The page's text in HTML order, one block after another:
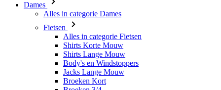
Dames
Alles in categorie Dames
Fietsen
Alles in categorie Fietsen
Shirts Korte Mouw
Shirts Lange Mouw
Body's en Windstoppers
Jacks Lange Mouw
Broeken Kort